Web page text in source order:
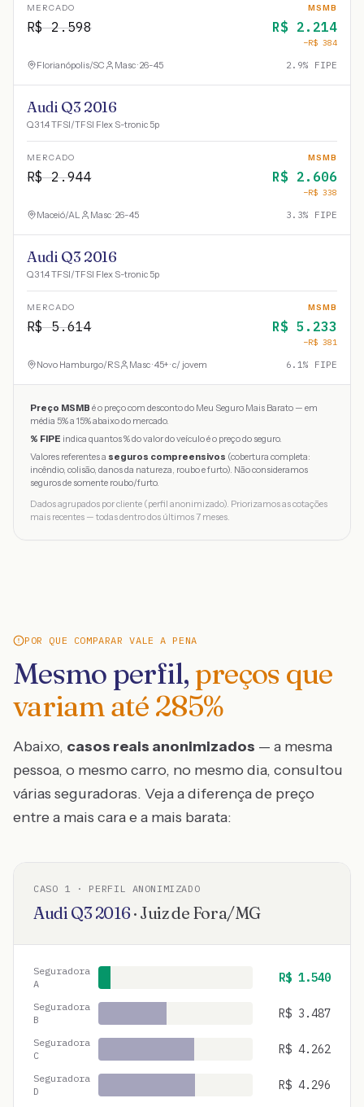
MERCADO
R$2.598
MSMB
R$ 2.214
−R$ 384
Florianópolis/SC Masc · 26-45 2.9% FIPE
Audi Q3 2016
Q3 1.4 TFSI/TFSI Flex S-tronic 5p
MERCADO
R$2.944
MSMB
R$ 2.606
−R$ 338
Maceió/AL Masc · 26-45 3.3% FIPE
Audi Q3 2016
Q3 1.4 TFSI/TFSI Flex S-tronic 5p
MERCADO
R$5.614
MSMB
R$ 5.233
−R$ 381
Novo Hamburgo/RS Masc · 45+ · c/ jovem 6.1% FIPE
Preço MSMB é o preço com desconto do Meu Seguro Mais Barato — em
média 5% a 15% abaixo do mercado.
% FIPE indica quantos % do valor do veículo é o preço do seguro.
Valores referentes a seguros compreensivos (cobertura completa:
incêndio, colisão, danos da natureza, roubo e furto). Não consideramos
seguros de somente roubo/furto.
Dados agrupados por cliente (perfil anonimizado). Priorizamos as cotações
mais recentes — todas dentro dos últimos 7 meses.
POR QUE COMPARAR VALE A PENA
Mesmo perfil, preços que
variam até 285%
Abaixo, casos reais anonimizados — a mesma
pessoa, o mesmo carro, no mesmo dia, consultou
várias seguradoras. Veja a diferença de preço
entre a mais cara e a mais barata:
CASO 1 · PERFIL ANONIMIZADO
Audi Q32016· Juiz de Fora/MG
Seguradora
A
R$ 1.540
Seguradora
B
R$ 3.487
Seguradora
C
R$ 4.262
Seguradora
D
R$ 4.296